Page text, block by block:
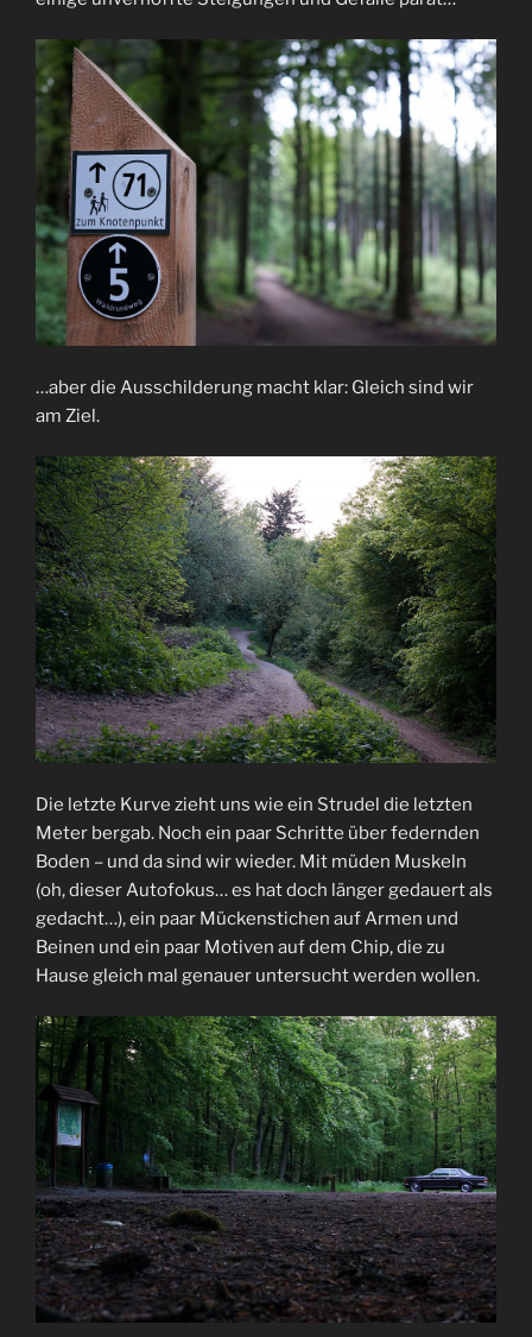
…aber die Ausschilderung macht klar: Gleich sind wir
am Ziel.
Die letzte Kurve zieht uns wie ein Strudel die letzten
Meter bergab. Noch ein paar Schritte über federnden
Boden – und da sind wir wieder. Mit müden Muskeln
(oh, dieser Autofokus… es hat doch länger gedauert als
gedacht…), ein paar Mückenstichen auf Armen und
Beinen und ein paar Motiven auf dem Chip, die zu
Hause gleich mal genauer untersucht werden wollen.